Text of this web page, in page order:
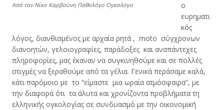
Από τον Νίκο Καρβούνη Παθολόγο Ογκολόγο
ο
ευρηματι
κός
λόγος, διανθισμένος με αρχαία ρητά , moto σύγχρονων
διανοητών, γελοιογραφίες, παράδοξες και αναπάντεχες
πληροφορίες, μας έκαναν να συγκινηθούμε και σε πολλές
στιγμές να ξεραθούμε από τα γέλια. Γενικά περάσαμε καλά,
κάτι παρόμοιο με το “είμαστε μια ωραία ατμόσφαιρα”, με
την διαφορά ότι τα άλυτα και χρονίζοντα προβλήματα τη
ελληνικής ογκολογίας σε συνδυασμό με την οικονομική